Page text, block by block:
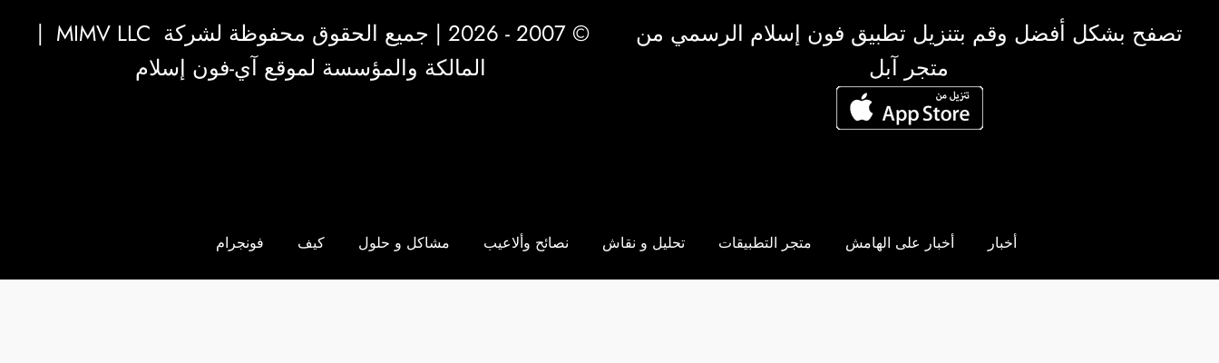
تصفح بشكل أفضل وقم بتنزيل تطبيق فون إسلام الرسمي من
متجر آبل
© 2007 - 2026 | جميع الحقوق محفوظة لشركة MIMV LLC
|
المالكة والمؤسسة لموقع آي-فون إسلام
أخبار أخبار على الهامش متجر التطبيقات تحليل و نقاش نصائح وألاعيب مشاكل و حلول كيف فونجرام